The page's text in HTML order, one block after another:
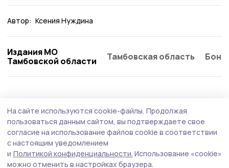
Автор: Ксения Нуждина
Издания МО
Тамбовской области
Тамбовская область
День молодёжи в Пичаеве встретят
праздником, музыкой и наградами
В воскресенье, 28 июня, центральная площадь села
станет главной точкой притяжения для молодёжи и
На сайте используются cookie-файлы. Продолжая
пользоваться данным сайтом, вы подтверждаете свое
согласие на использование файлов cookie в соответствии
с настоящим уведомлением
и Политикой конфиденциальности. Использование «cookie»
можно отменить в настройках браузера.